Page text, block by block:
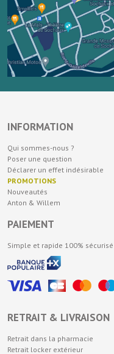
INFORMATION
Qui sommes-nous ?
Poser une question
Déclarer un effet indésirable
PROMOTIONS
Nouveautés
Anton & Willem
PAIEMENT
Simple et rapide 100% sécurisé
RETRAIT & LIVRAISON
Retrait dans la pharmacie
Retrait locker extérieur